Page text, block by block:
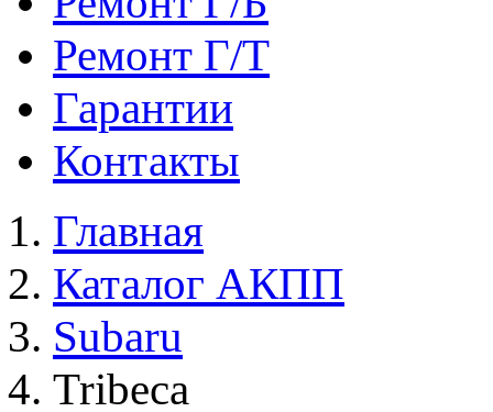
Ремонт Г/Т
Гарантии
Контакты
Главная
Каталог АКПП
Subaru
Tribeca